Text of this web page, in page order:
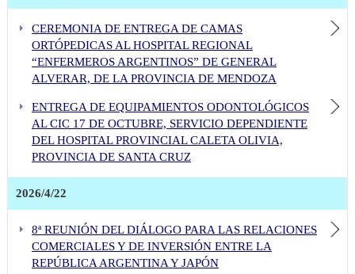
CEREMONIA DE ENTREGA DE CAMAS
ORTÓPEDICAS AL HOSPITAL REGIONAL
“ENFERMEROS ARGENTINOS” DE GENERAL
ALVERAR, DE LA PROVINCIA DE MENDOZA
ENTREGA DE EQUIPAMIENTOS ODONTOLÓGICOS
AL CIC 17 DE OCTUBRE, SERVICIO DEPENDIENTE
DEL HOSPITAL PROVINCIAL CALETA OLIVIA,
PROVINCIA DE SANTA CRUZ
2026/4/22
8ª REUNIÓN DEL DIÁLOGO PARA LAS RELACIONES
COMERCIALES Y DE INVERSIÓN ENTRE LA
REPÚBLICA ARGENTINA Y JAPÓN